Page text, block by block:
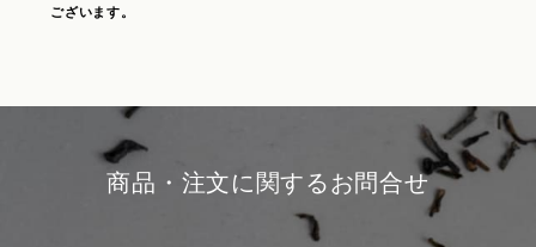
ございます。
商品・注文に関するお問合せ